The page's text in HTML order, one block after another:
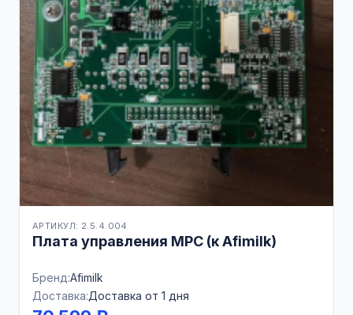
АРТИКУЛ: 2.5.4.004
Плата управления MPC (к Afimilk)
Бренд:Afimilk
Доставка:Доставка от 1 дня